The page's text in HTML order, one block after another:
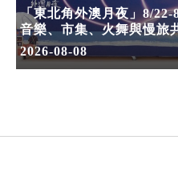
「東北角外澳月夜」8/
音樂、市集、火舞與慢旅
2026-08-08